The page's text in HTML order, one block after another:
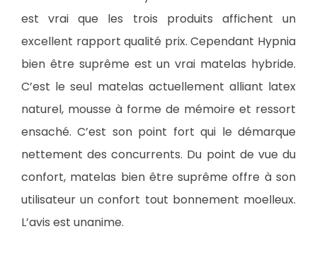
est vrai que les trois produits affichent un
excellent rapport qualité prix. Cependant Hypnia
bien être suprême est un vrai matelas hybride.
C’est le seul matelas actuellement alliant latex
naturel, mousse à forme de mémoire et ressort
ensaché. C’est son point fort qui le démarque
nettement des concurrents. Du point de vue du
confort, matelas bien être suprême offre à son
utilisateur un confort tout bonnement moelleux.
L’avis est unanime.